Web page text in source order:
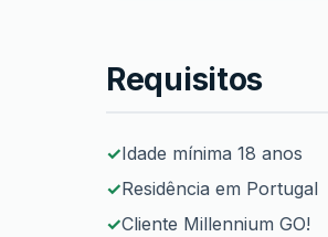
Requisitos
Idade mínima 18 anos
Residência em Portugal
Cliente Millennium GO!